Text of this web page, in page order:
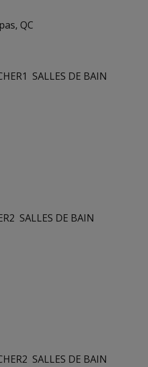
QC
1 SALLES DE BAIN
2 SALLES DE BAIN
2 SALLES DE BAIN